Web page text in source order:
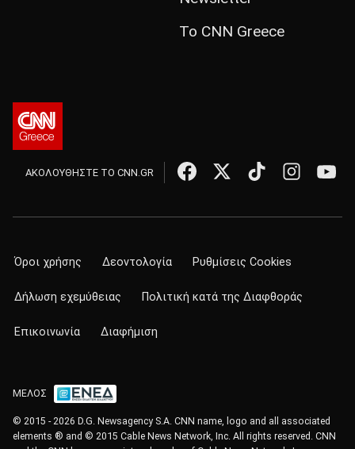
Το CNN Greece
ΑΚΟΛΟΥΘΗΣΤΕ ΤΟ CNN.GR
Όροι χρήσης Δεοντολογία Ρυθμίσεις Cookies
Δήλωση εχεμύθειας Πολιτική κατά της Διαφθοράς
Επικοινωνία Διαφήμιση
ΜΕΛΟΣ
© 2015 - 2026 D.G. Newsagency S.A. CNN name, logo and all associated
elements ® and © 2015 Cable News Network, Inc. All rights reserved. CNN